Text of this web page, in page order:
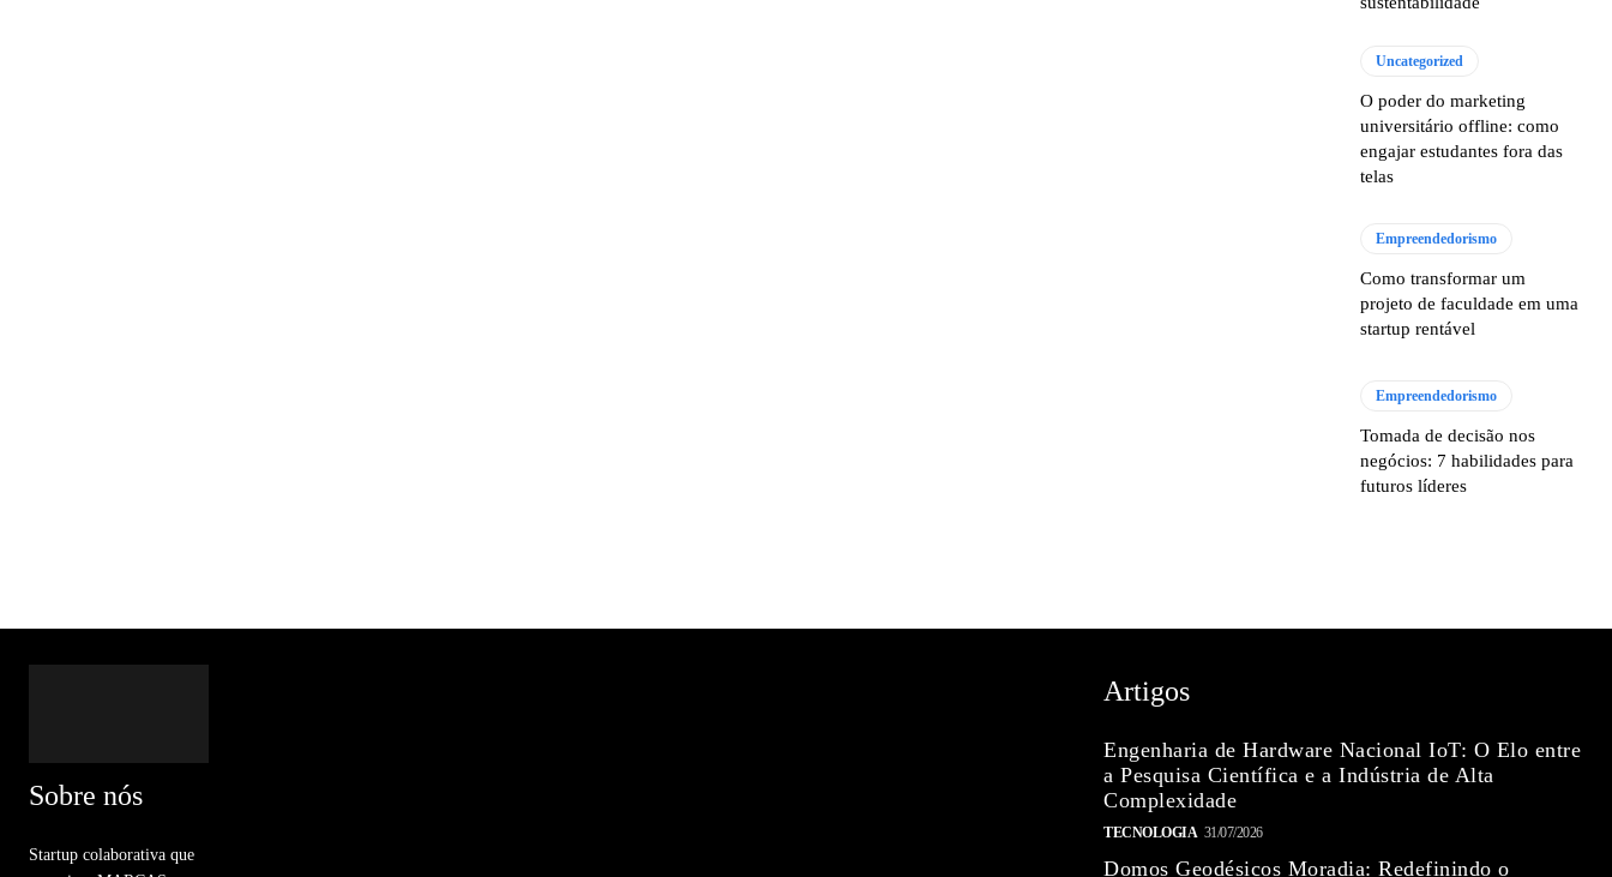
Uncategorized
O poder do marketing
universitário offline: como
engajar estudantes fora das
telas
Empreendedorismo
Como transformar um
projeto de faculdade em uma
startup rentável
Empreendedorismo
Tomada de decisão nos
negócios: 7 habilidades para
futuros líderes
Sobre nós
Startup colaborativa que
Artigos
Engenharia de Hardware Nacional IoT: O Elo entre
a Pesquisa Científica e a Indústria de Alta
Complexidade
TECNOLOGIA 31/07/2026
Domos Geodésicos Moradia: Redefinindo o